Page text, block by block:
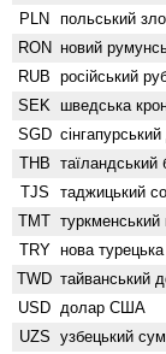
PLN польський
RON новий
RUB російський
SEK шведська
SGD
THB таїландський
TJS таджицький
TMT туркменський
TRY нова турецька
TWD тайванський
USD долар США
UZS узбецький сум